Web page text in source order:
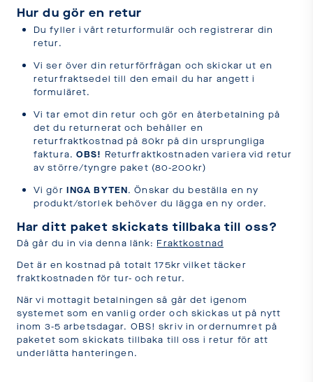
SPRÅK
OCH
LEVERANS
Laddar...
Hur du gör en retur
Du fyller i vårt returformulär och registrerar din
retur.
Vi ser över din returförfrågan och skickar ut en
returfraktsedel till den email du har angett i
formuläret.
Vi tar emot din retur och gör en återbetalning på
det du returnerat och behåller en
returfraktkostnad på 80kr på din ursprungliga
faktura.OBS! Returfraktkostnaden variera vid retur
av större/tyngre paket (80-200kr)
Vi gör INGA BYTEN. Önskar du beställa en ny
produkt/storlek behöver du lägga en ny order.
Har ditt paket skickats tillbaka till oss?
Då går du in via denna länk: Fraktkostnad
Det är en kostnad på totalt 175kr vilket täcker
fraktkostnaden för tur- och retur.
När vi mottagit betalningen så går det igenom
systemet som en vanlig order och skickas ut på nytt
inom 3-5 arbetsdagar. OBS! skriv in ordernumret på
paketet som skickats tillbaka till oss i retur för att
underlätta hanteringen.